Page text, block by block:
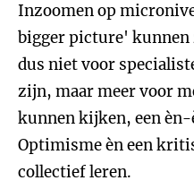
Inzoomen op
bigger picture'
dus niet voor
zijn, maar meer voor
kunnen kijken, een
Optimisme èn een
collectief leren.